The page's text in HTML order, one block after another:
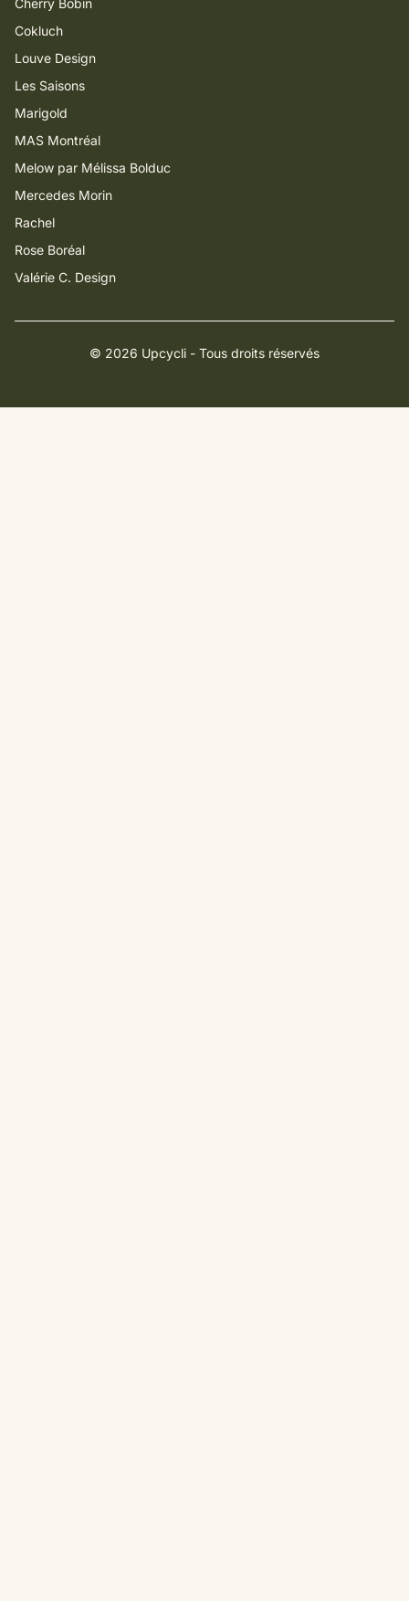
Cokluch
Louve Design
Les Saisons
Marigold
MAS Montréal
Melow par Mélissa Bolduc
Mercedes Morin
Rachel
Rose Boréal
Valérie C. Design
© 2026 Upcycli - Tous droits réservés